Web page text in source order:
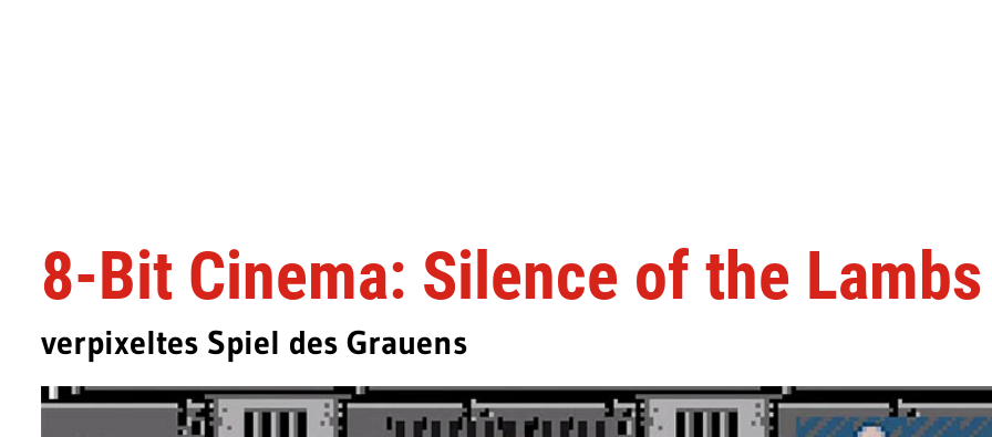
8-Bit Cinema: Silence of the Lambs
verpixeltes Spiel des Grauens